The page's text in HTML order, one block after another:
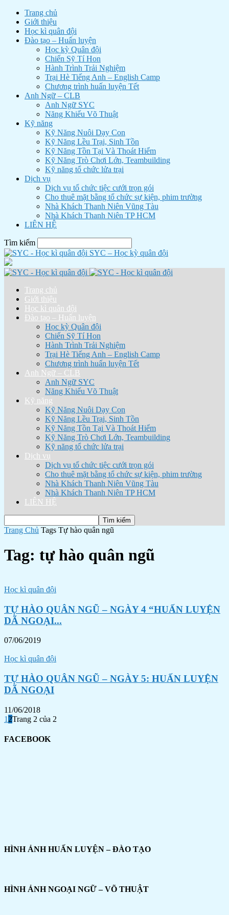
Trang chủ
Giới thiệu
Học kì quân đội
Đào tạo – Huấn luyện
Học kỳ Quân đội
Chiến Sỹ Tí Hon
Hành Trình Trải Nghiệm
Trại Hè Tiếng Anh – English Camp
Chương trình huấn luyện Tết
Anh Ngữ – CLB
Anh Ngữ SYC
Năng Khiếu Võ Thuật
Kỹ năng
Kỹ Năng Nuôi Dạy Con
Kỹ Năng Lều Trại, Sinh Tồn
Kỹ Năng Tồn Tại Và Thoát Hiểm
Kỹ Năng Trò Chơi Lớn, Teambuilding
Kỹ năng tổ chức lửa trại
Dịch vụ
Dịch vụ tổ chức tiệc cưới trọn gói
Cho thuê mặt bằng tổ chức sự kiện, phim trường
Nhà Khách Thanh Niên Vũng Tàu
Nhà Khách Thanh Niên TP HCM
LIÊN HỆ
Tìm kiếm
SYC – Học kỳ quân đội
Trang chủ
Giới thiệu
Học kì quân đội
Đào tạo – Huấn luyện
Học kỳ Quân đội
Chiến Sỹ Tí Hon
Hành Trình Trải Nghiệm
Trại Hè Tiếng Anh – English Camp
Chương trình huấn luyện Tết
Anh Ngữ – CLB
Anh Ngữ SYC
Năng Khiếu Võ Thuật
Kỹ năng
Kỹ Năng Nuôi Dạy Con
Kỹ Năng Lều Trại, Sinh Tồn
Kỹ Năng Tồn Tại Và Thoát Hiểm
Kỹ Năng Trò Chơi Lớn, Teambuilding
Kỹ năng tổ chức lửa trại
Dịch vụ
Dịch vụ tổ chức tiệc cưới trọn gói
Cho thuê mặt bằng tổ chức sự kiện, phim trường
Nhà Khách Thanh Niên Vũng Tàu
Nhà Khách Thanh Niên TP HCM
LIÊN HỆ
Trang Chủ Tags Tự hào quân ngũ
Tag: tự hào quân ngũ
Học kì quân đội
TỰ HÀO QUÂN NGŨ – NGÀY 4 “HUẤN LUYỆN
DÃ NGOẠI...
07/06/2019
Học kì quân đội
TỰ HÀO QUÂN NGŨ – NGÀY 5: HUẤN LUYỆN
DÃ NGOẠI
11/06/2018
1 2Trang 2 của 2
FACEBOOK
HÌNH ẢNH HUẤN LUYỆN – ĐÀO TẠO
HÌNH ẢNH NGOẠI NGỮ – VÕ THUẬT